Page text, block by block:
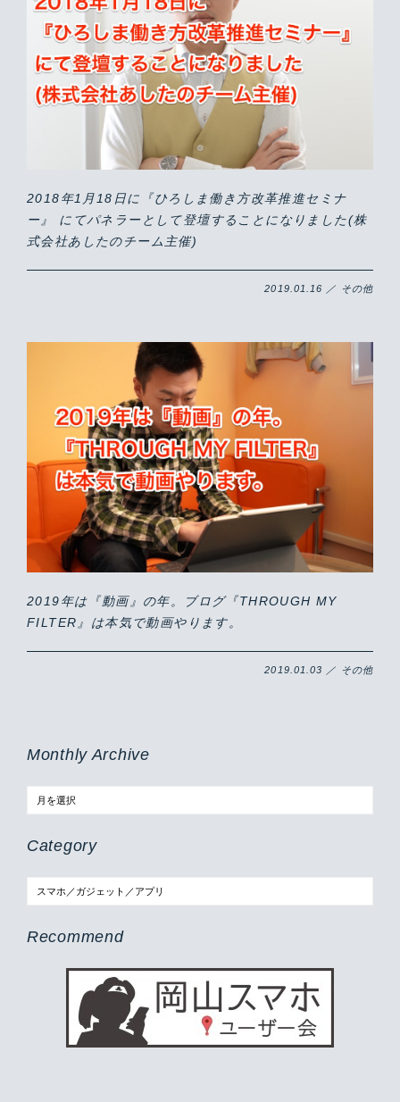
2018年1月18日に『ひろしま働き方改革推進セミナ
ー』 にてパネラーとして登壇することになりました(株
式会社あしたのチーム主催)
2019.01.16 ／ その他
2019年は『動画』の年。ブログ『THROUGH MY
FILTER』は本気で動画やります。
2019.01.03 ／ その他
Monthly Archive
Category
Recommend